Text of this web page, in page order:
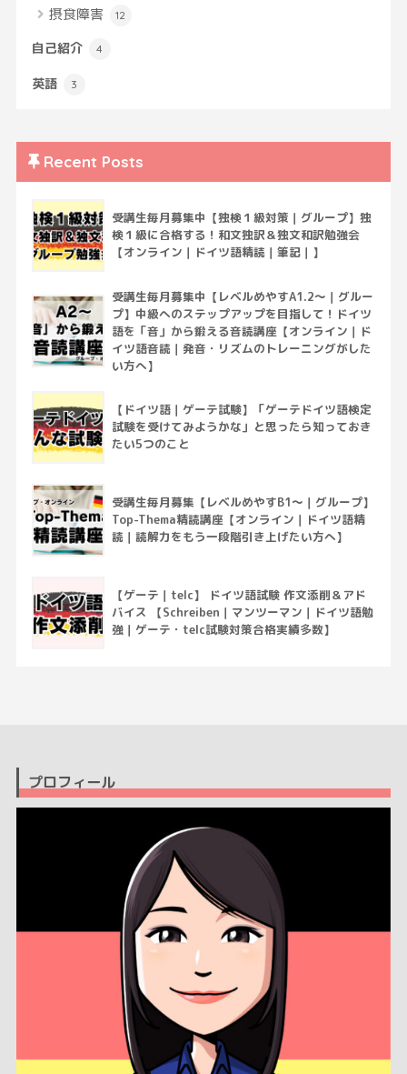
摂食障害 12
自己紹介 4
英語 3
Recent Posts
受講生毎月募集中【独検１級対策｜グループ】独
検１級に合格する！和文独訳＆独文和訳勉強会
【オンライン｜ドイツ語精読｜筆記｜】
受講生毎月募集中【レベルめやすA1.2～｜グルー
プ】中級へのステップアップを目指して！ドイツ
語を「音」から鍛える音読講座【オンライン｜ド
イツ語音読｜発音・リズムのトレーニングがした
い方へ】
【ドイツ語｜ゲーテ試験】「ゲーテドイツ語検定
試験を受けてみようかな」と思ったら知っておき
たい5つのこと
受講生毎月募集【レベルめやすB1～｜グループ】
Top-Thema精読講座【オンライン｜ドイツ語精
読｜読解力をもう一段階引き上げたい方へ】
【ゲーテ｜telc】 ドイツ語試験 作文添削＆アド
バイス 【Schreiben｜マンツーマン｜ドイツ語勉
強｜ゲーテ・telc試験対策合格実績多数】
プロフィール